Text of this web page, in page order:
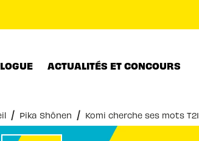
ACTUALITÉS ET CONCOURS
/ Pika Shônen / Komi cherche ses mots T21